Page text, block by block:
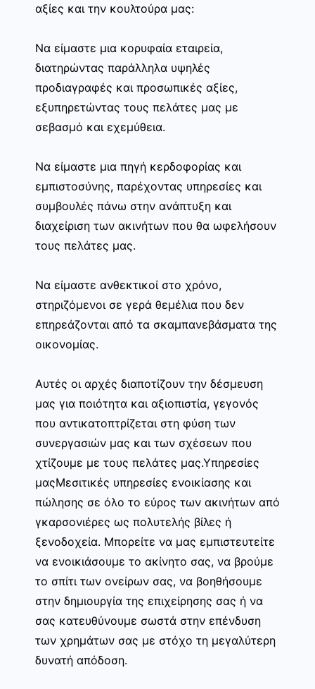
αξίες και την κουλτούρα μας:
Να είμαστε μια κορυφαία εταιρεία,
διατηρώντας παράλληλα υψηλές
προδιαγραφές και προσωπικές αξίες,
εξυπηρετώντας τους πελάτες μας με
σεβασμό και εχεμύθεια.
Να είμαστε μια πηγή κερδοφορίας και
εμπιστοσύνης, παρέχοντας υπηρεσίες και
συμβουλές πάνω στην ανάπτυξη και
διαχείριση των ακινήτων που θα ωφελήσουν
τους πελάτες μας.
Να είμαστε ανθεκτικοί στο χρόνο,
στηριζόμενοι σε γερά θεμέλια που δεν
επηρεάζονται από τα σκαμπανεβάσματα της
οικονομίας.
Αυτές οι αρχές διαποτίζουν την δέσμευση
μας για ποιότητα και αξιοπιστία, γεγονός
που αντικατοπτρίζεται στη φύση των
συνεργασιών μας και των σχέσεων που
χτίζουμε με τους πελάτες μας.Υπηρεσίες
μαςΜεσιτικές υπηρεσίες ενοικίασης και
πώλησης σε όλο το εύρος των ακινήτων από
γκαρσονιέρες ως πολυτελής βίλες ή
ξενοδοχεία. Μπορείτε να μας εμπιστευτείτε
να ενοικιάσουμε το ακίνητο σας, να βρούμε
το σπίτι των ονείρων σας, να βοηθήσουμε
στην δημιουργία της επιχείρησης σας ή να
σας κατευθύνουμε σωστά στην επένδυση
των χρημάτων σας με στόχο τη μεγαλύτερη
δυνατή απόδοση.